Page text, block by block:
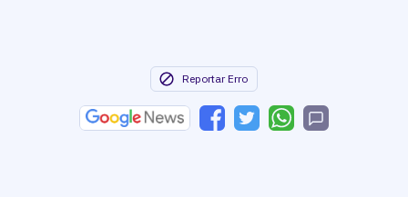
Reportar Erro